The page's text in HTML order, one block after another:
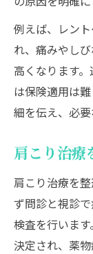
例えば、レン
れ、痛みやし
高くなります
は保険適用は
細を伝え、必
肩こり治療
肩こり治療を
ず問診と視診
検査を行いま
決定され、薬